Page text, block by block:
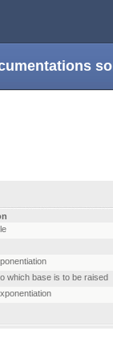
which base is to be raised